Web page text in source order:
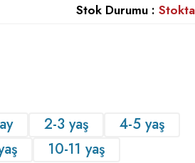
Stok Durumu : Stokta
2-3 yaş
4-5 yaş
10-11 yaş